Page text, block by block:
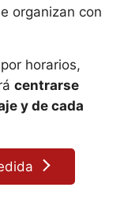
organizan con
horarios,
centrarse
y de cada